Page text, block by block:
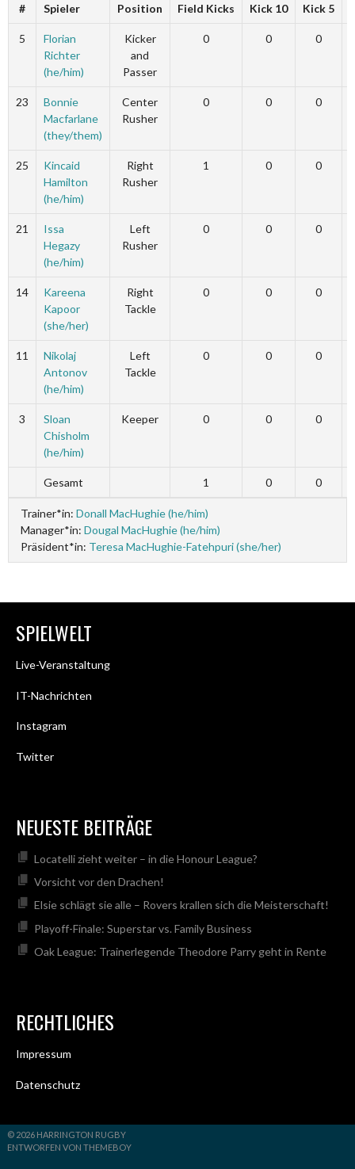
# Spieler Position Field Kicks Kick 10 Kick 5
5
Florian
Richter
(he/him)
Kicker
and
Passer
0 0 0
23
Bonnie
Macfarlane
(they/them)
Center
Rusher
0 0 0
25
Kincaid
Hamilton
(he/him)
Right
Rusher
1 0 0
21
Issa
Hegazy
(he/him)
Left
Rusher
0 0 0
14
Kareena
Kapoor
(she/her)
Right
Tackle
0 0 0
11
Nikolaj
Antonov
(he/him)
Left
Tackle
0 0 0
3
Sloan
Chisholm
(he/him)
Keeper 0 0 0
Gesamt 1 0 0
Trainer*in: Donall MacHughie (he/him)
Manager*in: Dougal MacHughie (he/him)
Präsident*in: Teresa MacHughie-Fatehpuri (she/her)
SPIELWELT
Live-Veranstaltung
IT-Nachrichten
Instagram
Twitter
NEUESTE BEITRÄGE
Locatelli zieht weiter – in die Honour League?
Vorsicht vor den Drachen!
Elsie schlägt sie alle – Rovers krallen sich die Meisterschaft!
Playoff-Finale: Superstar vs. Family Business
Oak League: Trainerlegende Theodore Parry geht in Rente
RECHTLICHES
Impressum
Datenschutz
© 2026 HARRINGTON RUGBY
ENTWORFEN VON THEMEBOY